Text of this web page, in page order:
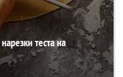
теста на